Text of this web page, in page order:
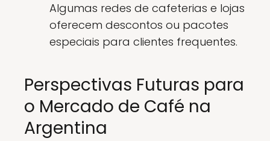
Algumas redes de cafeterias e lojas
oferecem descontos ou pacotes
especiais para clientes frequentes.
Perspectivas Futuras para
o Mercado de Café na
Argentina